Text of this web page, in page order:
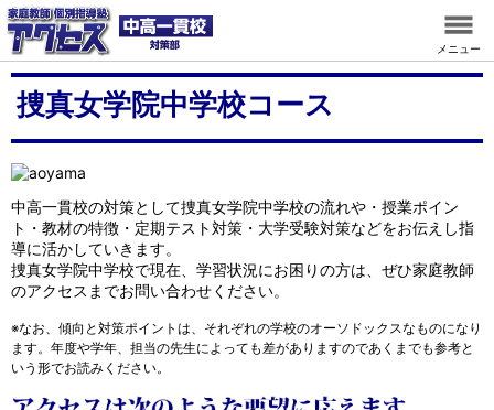
メニュー
捜真女学院中学校コース
中高一貫校の対策として捜真女学院中学校の流れや・授業ポイン
ト・教材の特徴・定期テスト対策・大学受験対策などをお伝えし指
導に活かしていきます。
捜真女学院中学校で現在、学習状況にお困りの方は、ぜひ家庭教師
のアクセスまでお問い合わせください。
※なお、傾向と対策ポイントは、それぞれの学校のオーソドックスなものになり
ます。年度や学年、担当の先生によっても差がありますのであくまでも参考と
いう形でお読みください。